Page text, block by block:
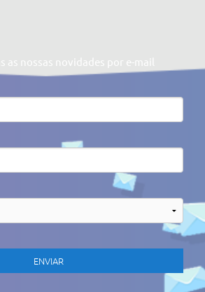
as nossas novidades por e-mail